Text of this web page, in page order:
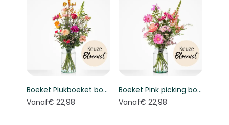
Boeket Plukboeket bont - Keuze bloemist
Vanaf€ 22,98
Boeket Pink picking bouquet - Florist's choice
Vanaf€ 22,98